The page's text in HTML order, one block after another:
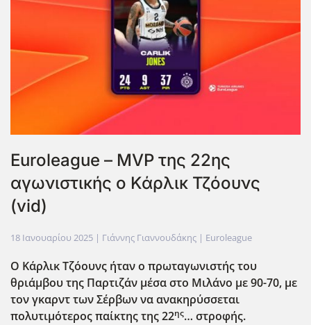
Euroleague – MVP της 22ης
αγωνιστικής ο Κάρλικ Τζόουνς
(vid)
18 Ιανουαρίου 2025 | Γιάννης Γιαννουδάκης | Euroleague
Ο Κάρλικ Τζόουνς ήταν ο πρωταγωνιστής του
θριάμβου της Παρτιζάν μέσα στο Μιλάνο με 90-70, με
τον γκαρντ των Σέρβων να ανακηρύσσεται
πολυτιμότερος παίκτης της 22ης… στροφής.